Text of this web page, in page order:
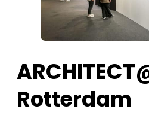
Rotterdam